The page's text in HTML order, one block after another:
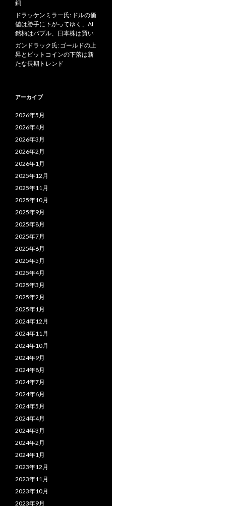
銅
ドラッケンミラー氏: ドルの価
値は勝手に下がってゆく、AI
銘柄はバブル、日本株は買い
ガンドラック氏: ゴールドの上
昇とビットコインの下落は新
たな長期トレンド
アーカイブ
2026年5月
2026年4月
2026年3月
2026年2月
2026年1月
2025年12月
2025年11月
2025年10月
2025年9月
2025年8月
2025年7月
2025年6月
2025年5月
2025年4月
2025年3月
2025年2月
2025年1月
2024年12月
2024年11月
2024年10月
2024年9月
2024年8月
2024年7月
2024年6月
2024年5月
2024年4月
2024年3月
2024年2月
2024年1月
2023年12月
2023年11月
2023年10月
2023年9月